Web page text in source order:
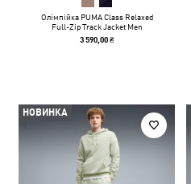
Олімпійка PUMA Class Relaxed
Full-Zip Track Jacket Men
3 590,00 ₴
НОВИНКА